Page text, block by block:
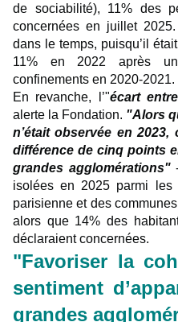
de sociabilité), 11% des
concernées en juillet
dans le temps, puisqu’il
11% en 2022 après
confinements en 2020-2021.
En revanche, l’"écart
alerte la Fondation. "Alors
n’était observée en
différence de cinq points
grandes agglomérations"
isolées en 2025 parmi les
parisienne et des
alors que 14% des
déclaraient concernées.
"Favoriser la
sentiment
grandes